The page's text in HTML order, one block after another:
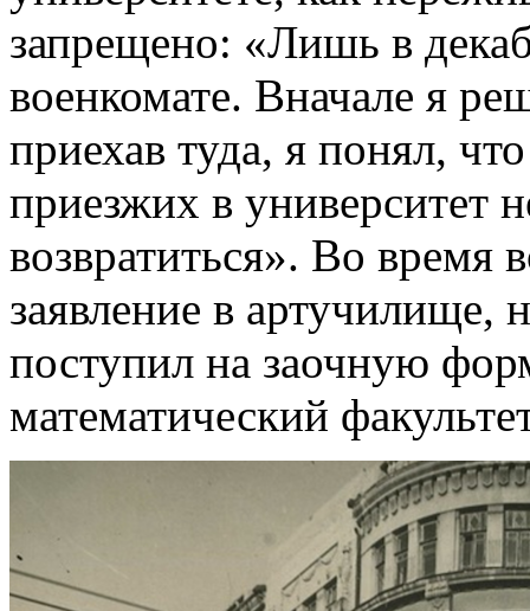
запрещено: «Лишь в
военкомате. Вначале я
приехав туда, я понял,
приезжих в университет
возвратиться». Во время
заявление в артучилище,
поступил на заочную
математический